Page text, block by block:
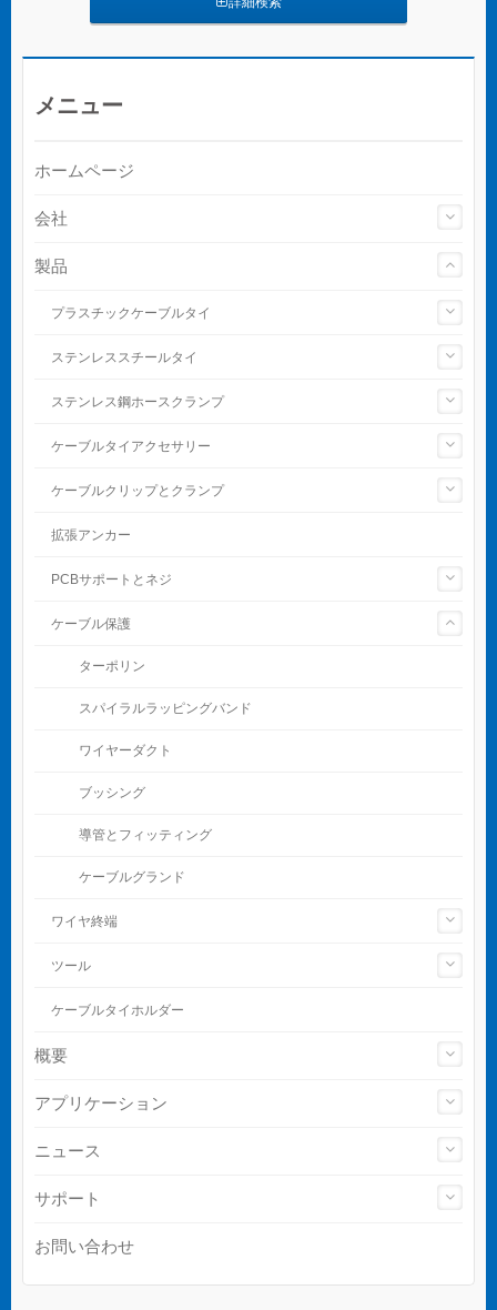
メニュー
ホームページ
会社
製品
プラスチックケーブルタイ
ステンレススチールタイ
ステンレス鋼ホースクランプ
ケーブルタイアクセサリー
ケーブルクリップとクランプ
拡張アンカー
PCBサポートとネジ
ケーブル保護
ターポリン
スパイラルラッピングバンド
ワイヤーダクト
ブッシング
導管とフィッティング
ケーブルグランド
ワイヤ終端
ツール
ケーブルタイホルダー
概要
アプリケーション
ニュース
サポート
お問い合わせ